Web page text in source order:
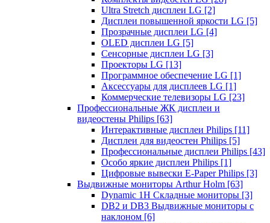
Ultra Stretch дисплеи LG [2]
Дисплеи повышенной яркости LG [5]
Прозрачные дисплеи LG [4]
OLED дисплеи LG [5]
Сенсорные дисплеи LG [3]
Проекторы LG [13]
Программное обеспечение LG [1]
Аксессуары для дисплеев LG [1]
Коммерческие телевизоры LG [23]
Профессиональные ЖК дисплеи и
видеостены Philips [63]
Интерактивные дисплеи Philips [11]
Дисплеи для видеостен Philips [5]
Профессиональные дисплеи Philips [43]
Особо яркие дисплеи Philips [1]
Цифровые вывески E-Paper Philips [3]
Выдвижные мониторы Arthur Holm [63]
Dynamic 1Н Складные мониторы [3]
DB2 и DB3 Выдвижные мониторы с
наклоном [6]